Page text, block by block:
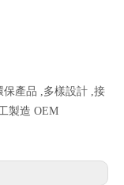
產品 ,多樣設計 ,接
製造 OEM